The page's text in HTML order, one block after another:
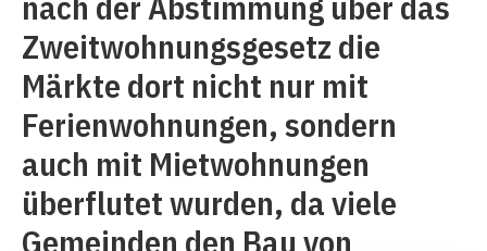
Zweitwohnungsgesetz die
Märkte dort nicht nur mit
Ferienwohnungen, sondern
auch mit Mietwohnungen
überflutet wurden, da viele
Gemeinden den Bau von